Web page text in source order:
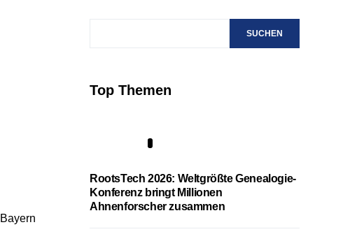
Bayern
SUCHEN
Top Themen
RootsTech 2026: Weltgrößte Genealogie-
Konferenz bringt Millionen
Ahnenforscher zusammen